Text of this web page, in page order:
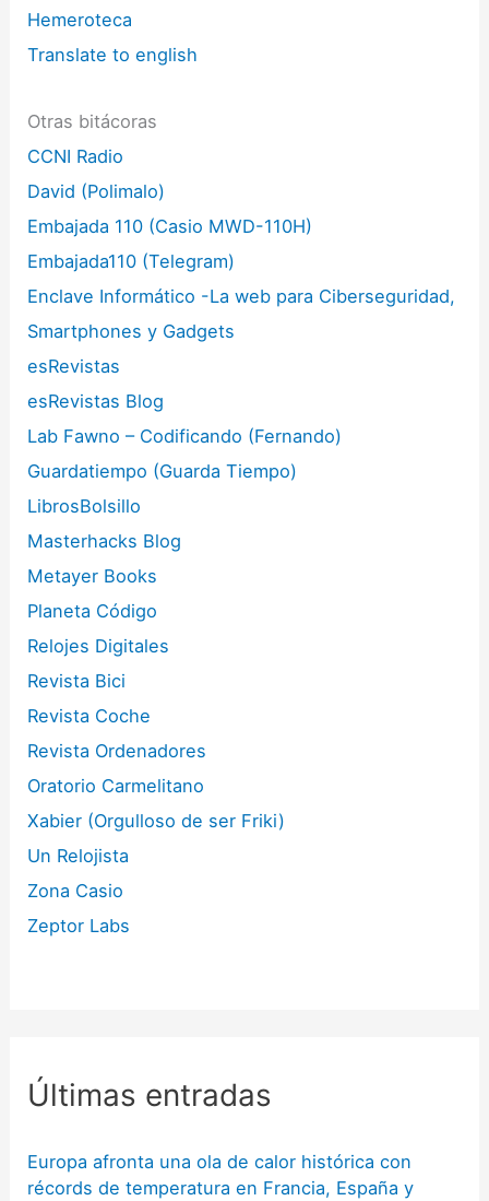
Hemeroteca
Translate to english
Otras bitácoras
CCNI Radio
David (Polimalo)
Embajada 110 (Casio MWD-110H)
Embajada110 (Telegram)
Enclave Informático -La web para Ciberseguridad,
Smartphones y Gadgets
esRevistas
esRevistas Blog
Lab Fawno – Codificando (Fernando)
Guardatiempo (Guarda Tiempo)
LibrosBolsillo
Masterhacks Blog
Metayer Books
Planeta Código
Relojes Digitales
Revista Bici
Revista Coche
Revista Ordenadores
Oratorio Carmelitano
Xabier (Orgulloso de ser Friki)
Un Relojista
Zona Casio
Zeptor Labs
Últimas entradas
Europa afronta una ola de calor histórica con
récords de temperatura en Francia, España y